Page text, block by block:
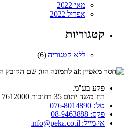
מאי 2022
אפריל 2022
קטגוריות
ללא קטגוריה (6)
פקע בע"מ.
רח' משה יתום 35 רחובות 7612000
טל': 076-8014890
פקס: 08-9463888
אי-מייל: info@peka.co.il